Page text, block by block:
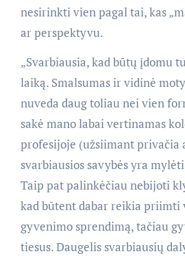
nesirinkti vien pagal tai, kas
ar perspektyvu.
„Svarbiausia, kad būtų įdomu
laiką. Smalsumas ir vidinė
nuveda daug toliau nei vien
sakė mano labai vertinamas
profesijoje (užsiimant privačia
svarbiausios savybės yra
Taip pat palinkėčiau nebijoti
kad būtent dabar reikia priimti
gyvenimo sprendimą, tačiau
tiesus. Daugelis svarbiausių